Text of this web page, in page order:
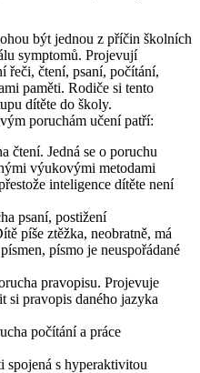
být jednou z příčin školních
symptomů. Projevují
řeči, čtení, psaní, počítání,
paměti. Rodiče si tento
dítěte do školy.
poruchám učení patří:
čtení. Jedná se o poruchu
výukovými metodami
inteligence dítěte není
psaní, postižení
píše ztěžka, neobratně, má
písmo je neuspořádané
pravopisu. Projevuje
si pravopis daného jazyka
počítání a práce
s hyperaktivitou